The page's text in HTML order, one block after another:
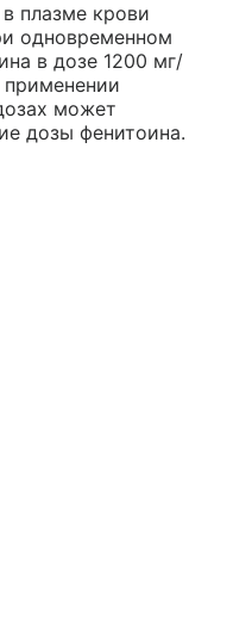
плазме крови
одновременном
в дозе 1200 мг/
может
дозы фенитоина.